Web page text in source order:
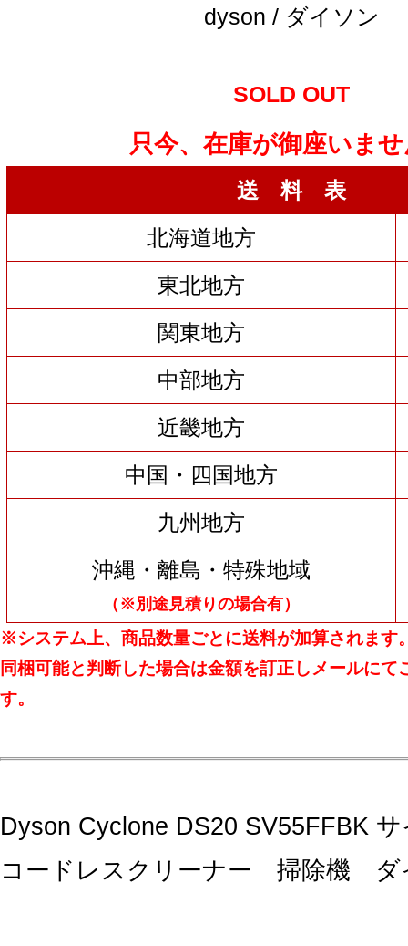
dyson / ダイソン
SOLD OUT
只今、在庫が御座いま
送 料 表
北海道地方
東北地方
関東地方
中部地方
近畿地方
中国・四国地方
九州地方
沖縄・離島・特殊地域
（※別途見積りの場合有）
※システム上、商品数量ごとに送料が加算されます
同梱可能と判断した場合は金額を訂正しメールにて
す。
Dyson Cyclone DS20 SV55FFBK
コードレスクリーナー 掃除機 ダ